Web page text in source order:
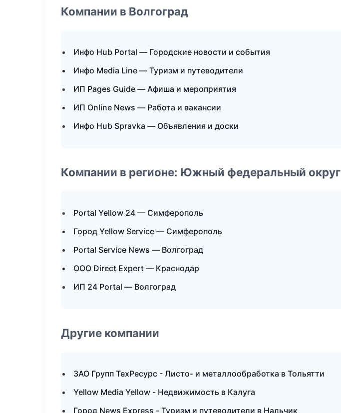
Компании в Волгоград
Инфо Hub Portal — Городские новости и события
Инфо Media Line — Туризм и путеводители
ИП Pages Guide — Афиша и мероприятия
ИП Online News — Работа и вакансии
Инфо Hub Spravka — Объявления и доски
Компании в регионе: Южный федеральный округ
Portal Yellow 24 — Симферополь
Город Yellow Service — Симферополь
Portal Service News — Волгоград
ООО Direct Expert — Краснодар
ИП 24 Portal — Волгоград
Другие компании
ЗАО Групп ТехРесурс - Листо- и металлообработка в Тольятти
Yellow Media Yellow - Недвижимость в Калуга
Город News Express - Туризм и путеводители в Нальчик